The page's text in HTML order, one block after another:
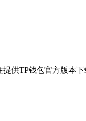
供TP钱包官方版